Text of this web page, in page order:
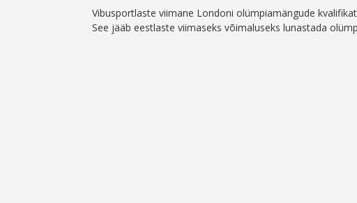
Vibusportlaste viimane Londoni olümpiamängude
See jääb eestlaste viimaseks võimaluseks lunastada